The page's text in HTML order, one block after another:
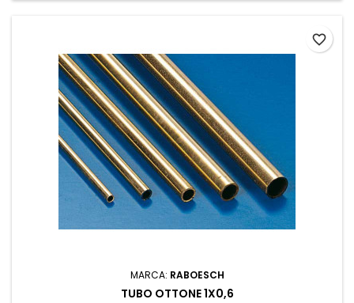
MARCA: RABOESCH
TUBO OTTONE 1X0,6
favorite_border